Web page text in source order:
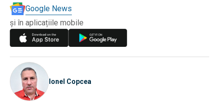
Google News
și în aplicațiile mobile
Ionel Copcea